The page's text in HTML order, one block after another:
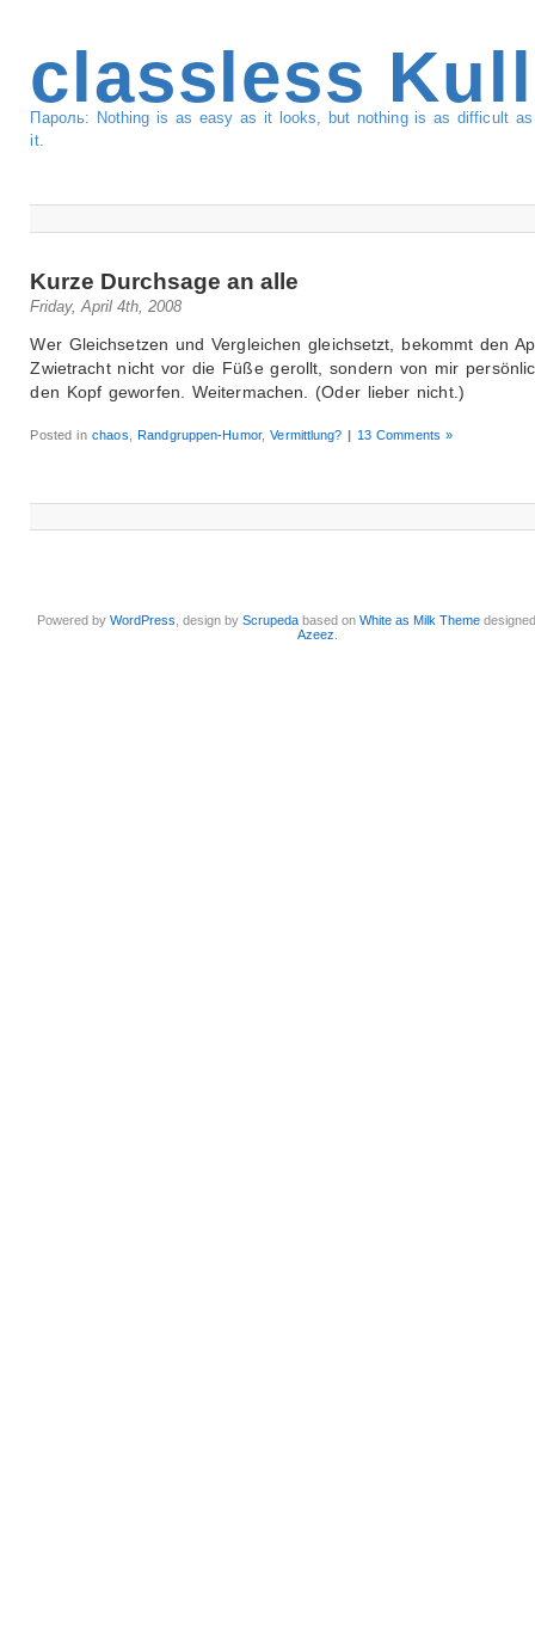
classless
Пароль: Nothing is as easy as it looks, but nothing is as difficult
it.
Kurze Durchsage an alle
Friday, April 4th, 2008
Wer Gleichsetzen und Vergleichen gleichsetzt, bekommt den
Zwietracht nicht vor die Füße gerollt, sondern von mir
den Kopf geworfen. Weitermachen. (Oder lieber nicht.)
Posted inchaos ,Randgruppen-Humor,Vermittlung? | 13 Comments »
Powered byWordPress , design byScrupeda based onWhite as Milk Theme
Azeez